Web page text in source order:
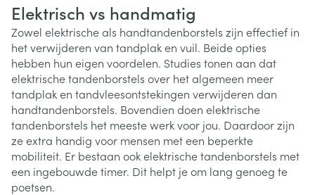
Elektrisch vs handmatig
Zowel elektrische als handtandenborstels zijn effectief in
het verwijderen van tandplak en vuil. Beide opties
hebben hun eigen voordelen. Studies tonen aan dat
elektrische tandenborstels over het algemeen meer
tandplak en tandvleesontstekingen verwijderen dan
handtandenborstels. Bovendien doen elektrische
tandenborstels het meeste werk voor jou. Daardoor zijn
ze extra handig voor mensen met een beperkte
mobiliteit. Er bestaan ook elektrische tandenborstels met
een ingebouwde timer. Dit helpt je om lang genoeg te
poetsen.